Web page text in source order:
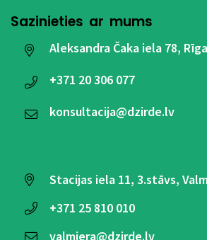
Sazinieties ar mums
Aleksandra Čaka iela 78,
+371 20 306 077
konsultacija@dzirde.lv
Stacijas iela 11, 3.stāvs,
+371 25 810 010
valmiera@dzirde.lv